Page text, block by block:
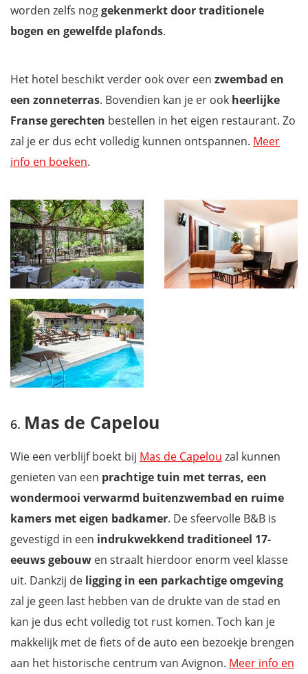
worden zelfs noggekenmerkt door traditionele
bogen en gewelfde plafonds.
Het hotel beschikt verder ook over een zwembad en
een zonneterras. Bovendien kan je er ook heerlijke
Franse gerechten bestellen in het eigen restaurant. Zo
zal je er dus echt volledig kunnen ontspannen. Meer
info en boeken.
Mas de Capelou
Wie een verblijf boekt bij Mas de Capelou zal kunnen
genieten van een prachtige tuin met terras, een
wondermooi verwarmd buitenzwembad en ruime
kamers met eigen badkamer. De sfeervolle B&B is
gevestigd in een indrukwekkend traditioneel 17-
eeuws gebouw en straalt hierdoor enorm veel klasse
uit. Dankzij de ligging in een parkachtige omgeving
zal je geen last hebben van de drukte van de stad en
kan je dus echt volledig tot rust komen. Toch kan je
makkelijk met de fiets of de auto een bezoekje brengen
aan het historische centrum van Avignon. Meer info en